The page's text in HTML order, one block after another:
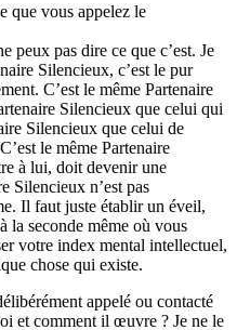
que vous appelez le
peux pas dire ce que c’est. Je
Silencieux, c’est le pur
C’est le même Partenaire
Silencieux que celui qui
Silencieux que celui de
le même Partenaire
à lui, doit devenir une
Silencieux n’est pas
Il faut juste établir un éveil,
la seconde même où vous
votre index mental intellectuel,
chose qui existe.
appelé ou contacté
et comment il œuvre ? Je ne le